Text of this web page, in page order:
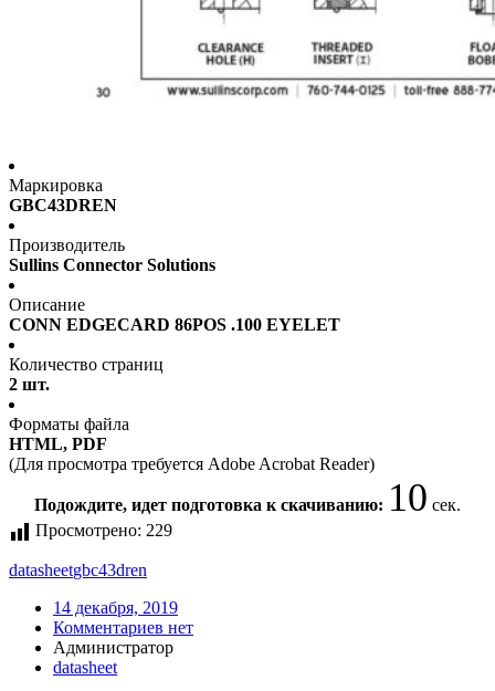
Маркировка
GBC43DREN
Производитель
Sullins Connector Solutions
Описание
CONN EDGECARD 86POS .100 EYELET
Количество страниц
2 шт.
Форматы файла
HTML, PDF
(Для просмотра требуется Adobe Acrobat Reader)
Подождите, идет подготовка к скачиванию: 10 сек.
Просмотрено: 229
datasheetgbc43dren
14 декабря, 2019
Комментариев нет
Администратор
datasheet